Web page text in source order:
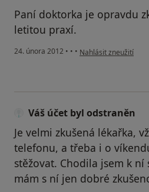
Paní doktorka je opravdu
letitou praxí.
24. února 2012 • • • podle názoru
Nahlásit zneužití
Váš účet byl odstraněn
Je velmi zkušená lékařka,
telefonu, a třeba i o
stěžovat. Chodila jsem k ní
mám s ní jen dobré